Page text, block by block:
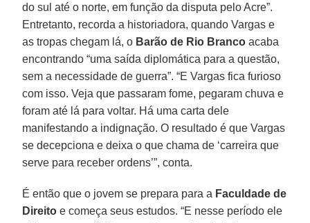
do sul até o norte, em função da disputa pelo Acre”.
Entretanto, recorda a historiadora, quando Vargas e
as tropas chegam lá, o Barão de Rio Branco acaba
encontrando “uma saída diplomática para a questão,
sem a necessidade de guerra”. “E Vargas fica furioso
com isso. Veja que passaram fome, pegaram chuva e
foram até lá para voltar. Há uma carta dele
manifestando a indignação. O resultado é que Vargas
se decepciona e deixa o que chama de ‘carreira que
serve para receber ordens’”, conta.
É então que o jovem se prepara para a Faculdade de
Direito e começa seus estudos. “E nesse período ele